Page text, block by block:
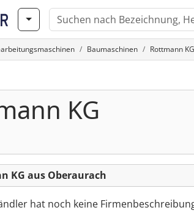
Baumaschinen Rottmann
KG
KG aus Oberaurach
hat noch keine